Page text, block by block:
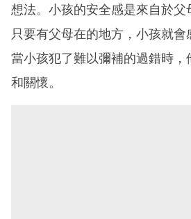
想法。小孩的安全感是來自於父
只要有父母在的地方，小孩就會
當小孩犯了難以彌補的過錯時，
和關懷。